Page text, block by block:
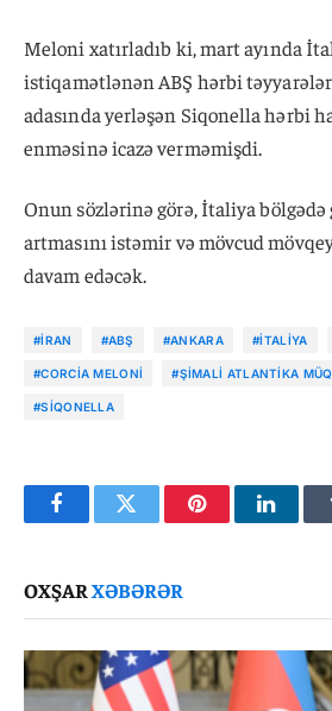
Meloni xatırladıb ki, mart ayında
istiqamətlənən ABŞ hərbi
adasında yerləşən Siqonella hərbi
enməsinə icazə verməmişdi.
Onun sözlərinə görə, İtaliya
artmasını istəmir və mövcud
davam edəcək.
#İRAN #ABŞ #ANKARA #İTALIYA
#CORCIA MELONI #ŞIMALI ATLANTIKA
#SIQONELLA
FacebookTwitter Pinterest
OXŞARXƏBƏRƏR